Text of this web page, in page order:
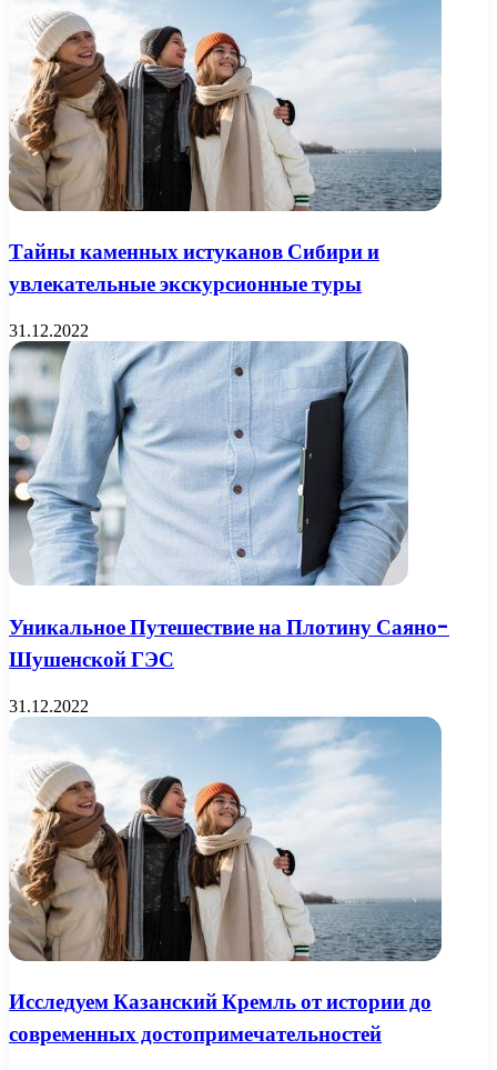
Тайны каменных истуканов Сибири и
увлекательные экскурсионные туры
31.12.2022
Уникальное Путешествие на Плотину Саяно-
Шушенской ГЭС
31.12.2022
Исследуем Казанский Кремль от истории до
современных достопримечательностей